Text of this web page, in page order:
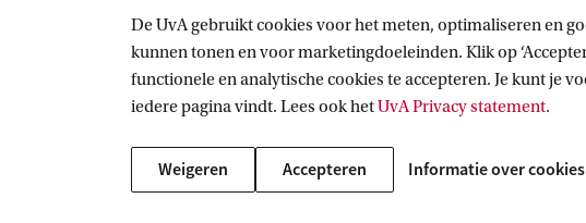
Schooldecanen en vakdocenten
De UvA gebruikt cookies voor het meten, optimaliseren en
kunnen tonen en voor marketingdoeleinden. Klik op
functionele en analytische cookies te accepteren. Je kunt je
iedere pagina vindt. Lees ook hetUvA Privacy statement.
Weigeren Accepteren Informatie over cookies